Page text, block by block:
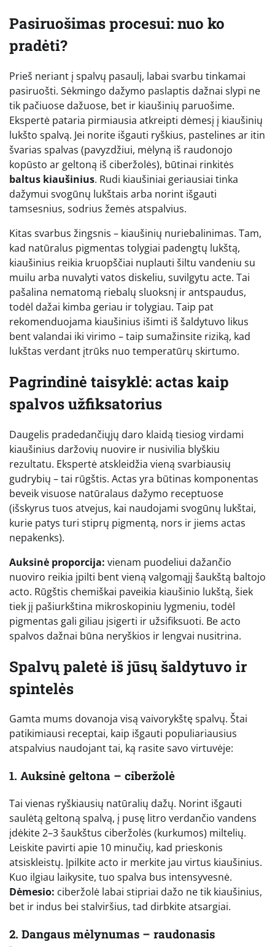
Pasiruošimas procesui: nuo ko
pradėti?
Prieš neriant į spalvų pasaulį, labai svarbu tinkamai
pasiruošti. Sėkmingo dažymo paslaptis dažnai slypi ne
tik pačiuose dažuose, bet ir kiaušinių paruošime.
Ekspertė pataria pirmiausia atkreipti dėmesį į kiaušinių
lukšto spalvą. Jei norite išgauti ryškius, pastelines ar itin
švarias spalvas (pavyzdžiui, mėlyną iš raudonojo
kopūsto ar geltoną iš ciberžolės), būtinai rinkitės
baltus kiaušinius. Rudi kiaušiniai geriausiai tinka
dažymui svogūnų lukštais arba norint išgauti
tamsesnius, sodrius žemės atspalvius.
Kitas svarbus žingsnis – kiaušinių nuriebalinimas. Tam,
kad natūralus pigmentas tolygiai padengtų lukštą,
kiaušinius reikia kruopščiai nuplauti šiltu vandeniu su
muilu arba nuvalyti vatos diskeliu, suvilgytu acte. Tai
pašalina nematomą riebalų sluoksnį ir antspaudus,
todėl dažai kimba geriau ir tolygiau. Taip pat
rekomenduojama kiaušinius išimti iš šaldytuvo likus
bent valandai iki virimo – taip sumažinsite riziką, kad
lukštas verdant įtrūks nuo temperatūrų skirtumo.
Pagrindinė taisyklė: actas kaip
spalvos užfiksatorius
Daugelis pradedančiųjų daro klaidą tiesiog virdami
kiaušinius daržovių nuovire ir nusivilia blyškiu
rezultatu. Ekspertė atskleidžia vieną svarbiausių
gudrybių – tai rūgštis. Actas yra būtinas komponentas
beveik visuose natūralaus dažymo receptuose
(išskyrus tuos atvejus, kai naudojami svogūnų lukštai,
kurie patys turi stiprų pigmentą, nors ir jiems actas
nepakenks).
Auksinė proporcija: vienam puodeliui dažančio
nuoviro reikia įpilti bent vieną valgomąjį šaukštą baltojo
acto. Rūgštis chemiškai paveikia kiaušinio lukštą, šiek
tiek jį pašiurkština mikroskopiniu lygmeniu, todėl
pigmentas gali giliau įsigerti ir užsifiksuoti. Be acto
spalvos dažnai būna neryškios ir lengvai nusitrina.
Spalvų paletė iš jūsų šaldytuvo ir
spintelės
Gamta mums dovanoja visą vaivorykštę spalvų. Štai
patikimiausi receptai, kaip išgauti populiariausius
atspalvius naudojant tai, ką rasite savo virtuvėje:
1. Auksinė geltona – ciberžolė
Tai vienas ryškiausių natūralių dažų. Norint išgauti
saulėtą geltoną spalvą, į pusę litro verdančio vandens
įdėkite 2–3 šaukštus ciberžolės (kurkumos) miltelių.
Leiskite pavirti apie 10 minučių, kad prieskonis
atsiskleistų. Įpilkite acto ir merkite jau virtus kiaušinius.
Kuo ilgiau laikysite, tuo spalva bus intensyvesnė.
Dėmesio: ciberžolė labai stipriai dažo ne tik kiaušinius,
bet ir indus bei stalviršius, tad dirbkite atsargiai.
2. Dangaus mėlynumas – raudonasis